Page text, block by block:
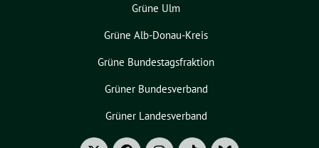
Grüne Ulm
Grüne Alb-Donau-Kreis
Grüne Bundestagsfraktion
Grüner Bundesverband
Grüner Landesverband